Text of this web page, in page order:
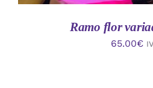
Ramo flor
65.00€